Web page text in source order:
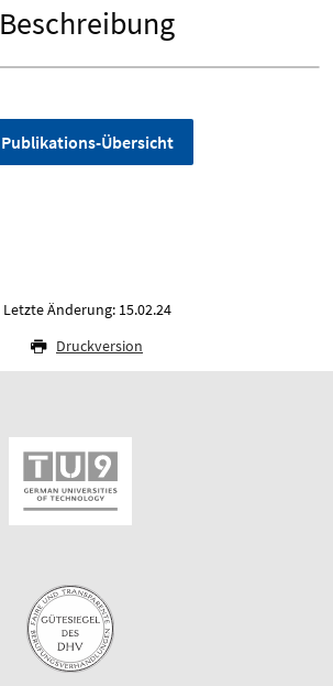
Beschreibung
Publikations-Übersicht
Letzte Änderung: 15.02.24
Druckversion